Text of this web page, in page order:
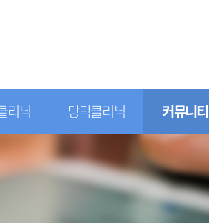
리닉 망막클리닉 커뮤니티